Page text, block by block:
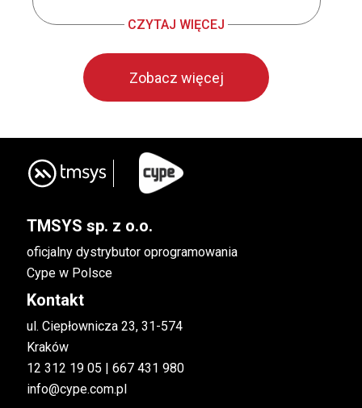
CZYTAJ WIĘCEJ
Zobacz więcej
TMSYS sp. z o.o.
oficjalny dystrybutor oprogramowania
Cype w Polsce
Kontakt
ul. Ciepłownicza 23, 31-574
Kraków
12 312 19 05 | 667 431 980
info@cype.com.pl